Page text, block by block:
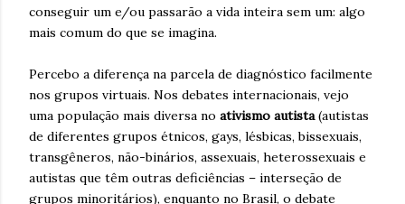
conseguir um e/ou passarão a vida inteira sem um: algo
mais comum do que se imagina.
Percebo a diferença na parcela de diagnóstico facilmente
nos grupos virtuais. Nos debates internacionais, vejo
uma população mais diversa no ativismo autista(autistas
de diferentes grupos étnicos, gays, lésbicas, bissexuais,
transgêneros, não-binários, assexuais, heterossexuais e
autistas que têm outras deficiências – interseção de
grupos minoritários), enquanto no Brasil, o debate